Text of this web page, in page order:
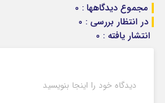
مجموع دیدگاهها : 0
در انتظار بررسی : 0
انتشار یافته : 0
دیدگاه خود را اینجا بنویسید